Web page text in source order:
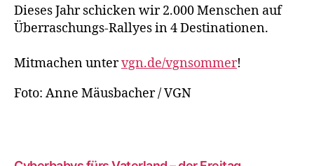
Dieses Jahr schicken wir 2.000 Menschen auf
Überraschungs-Rallyes in 4 Destinationen.
Mitmachen untervgn.de/vgnsommer!
Foto: Anne Mäusbacher / VGN